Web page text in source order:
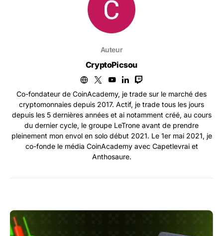
Auteur
CryptoPicsou
Co-fondateur de CoinAcademy, je trade sur le marché des
cryptomonnaies depuis 2017. Actif, je trade tous les jours
depuis les 5 dernières années et ai notamment créé, au cours
du dernier cycle, le groupe LeTrone avant de prendre
pleinement mon envol en solo début 2021. Le 1er mai 2021, je
co-fonde le média CoinAcademy avec Capetlevrai et
Anthosaure.